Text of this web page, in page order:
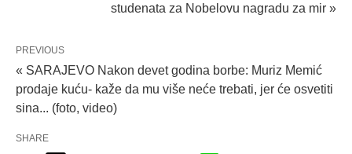
studenata za Nobelovu nagradu za mir »
PREVIOUS
« SARAJEVO Nakon devet godina borbe: Muriz Memić
prodaje kuću- kaže da mu više neće trebati, jer će osvetiti
sina... (foto, video)
SHARE